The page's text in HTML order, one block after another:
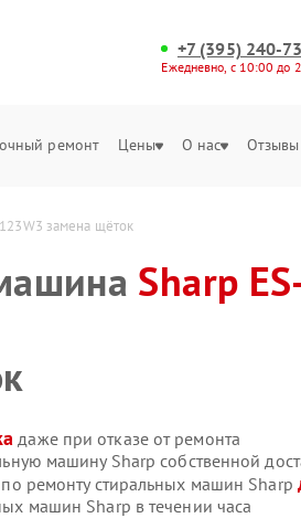
+7 (395) 240-
Ежедневно, с 10:00 до
ремонт Цены О нас Отзывы
замена щёток
Sharp
даже при отказе от ремонта
машину Sharp собственной
ремонту стиральных машин Sharp
машин Sharp в течении часа